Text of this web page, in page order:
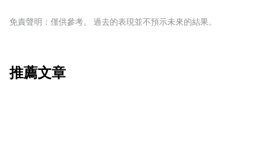
免責聲明：僅供參考。 過去的表現並不預示未來的結果。
推薦文章